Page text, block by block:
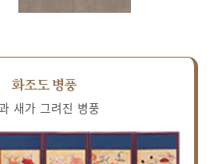
화조도 병풍
새가 그려진 병풍